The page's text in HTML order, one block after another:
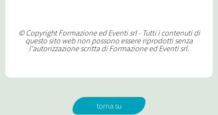
© Copyright Formazione ed Eventi srl - Tutti i contenuti di
questo sito web non possono essere riprodotti senza
l'autorizzazione scritta di Formazione ed Eventi srl.
torna su